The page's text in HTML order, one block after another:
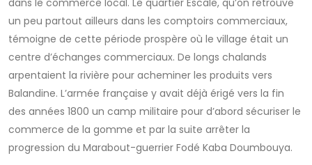
dans le commerce local. Le quartier Escale, qu’on retrouve
un peu partout ailleurs dans les comptoirs commerciaux,
témoigne de cette période prospère où le village était un
centre d’échanges commerciaux. De longs chalands
arpentaient la rivière pour acheminer les produits vers
Balandine. L’armée française y avait déjà érigé vers la fin
des années 1800 un camp militaire pour d’abord sécuriser le
commerce de la gomme et par la suite arrêter la
progression du Marabout-guerrier Fodé Kaba Doumbouya.